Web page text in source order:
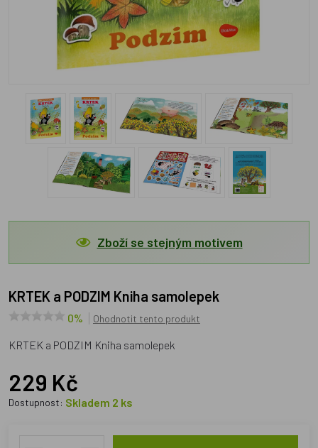
Zboží se stejným motivem
KRTEK a PODZIM Kniha samolepek
0% Ohodnotit tento produkt
KRTEK a PODZIM Kniha samolepek
229 Kč
Dostupnost: Skladem 2 ks